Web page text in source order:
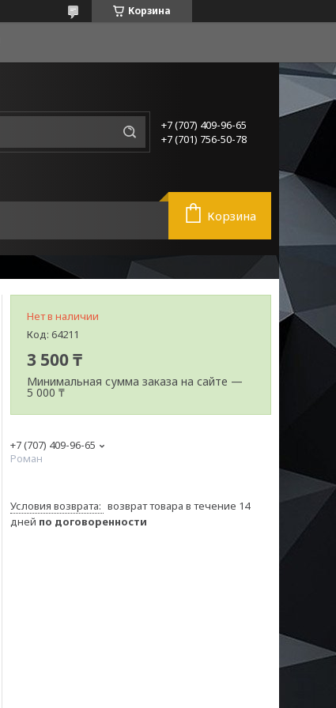
Корзина
+7 (707) 409-96-65
+7 (701) 756-50-78
Корзина
Нет в наличии
Код: 64211
3 500 ₸
Минимальная сумма заказа на сайте —
5 000 ₸
+7 (707) 409-96-65
Роман
возврат товара в течение 14
дней по договоренности